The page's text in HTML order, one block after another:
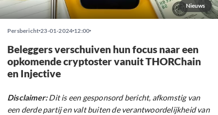
Nieuws
Persbericht 23-01-2024 12:00
Beleggers verschuiven hun focus naar een
opkomende cryptoster vanuit THORChain
en Injective
Disclaimer:Dit is een gesponsord bericht, afkomstig van
een derde partij en valt buiten de verantwoordelijkheid van